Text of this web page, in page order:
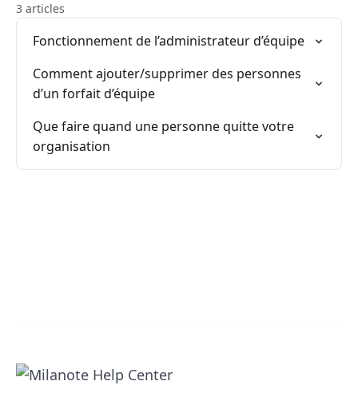
3 articles
Fonctionnement de l’administrateur d’équipe
Comment ajouter/supprimer des personnes
d’un forfait d’équipe
Que faire quand une personne quitte votre
organisation